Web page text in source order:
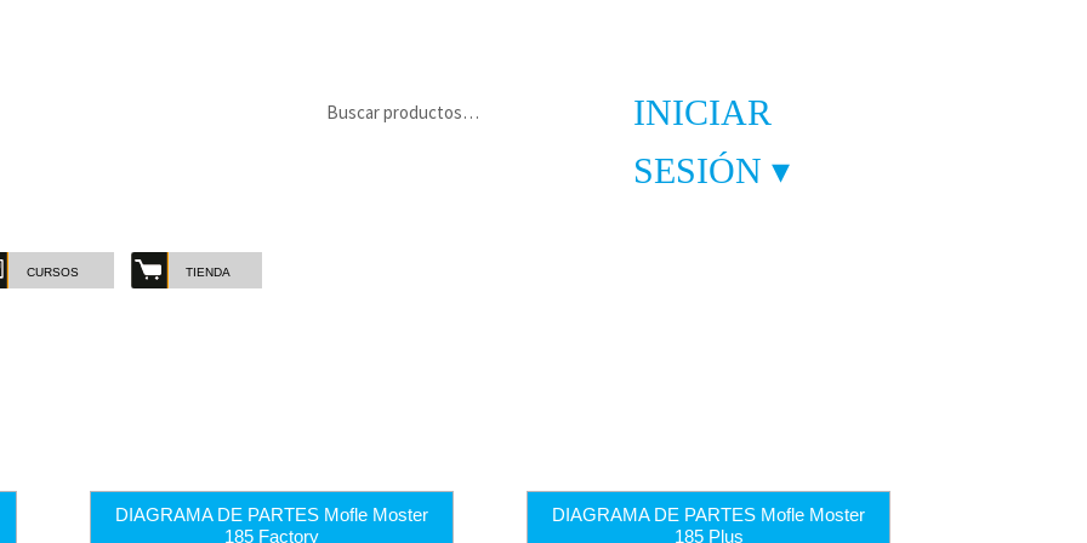
INICIAR
SESIÓN ▾
Buscar
CURSOS TIENDA
DIAGRAMA DE PARTES Mofle Moster
185 Factory
DIAGRAMA DE PARTES Mofle Moster
185 Plus